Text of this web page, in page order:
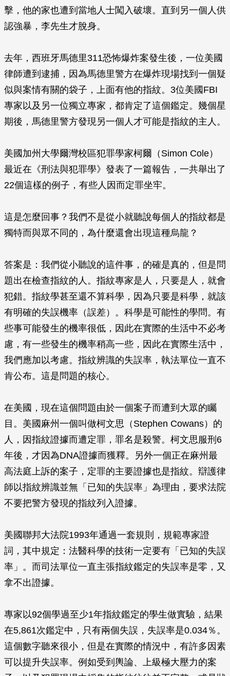
擊，他的家也遭到當地人士闖入破壞。直到另一個人供
認強暴，李先生才脫身。
去年，西班牙馬德里311恐怖爆炸案發生後，一位美國
律師遭到逮捕，因為馬德里警方在爆炸現場找到一個疑
似與案情有關的袋子，上面有他的指紋。3位美國FBI
專家以及另一位獨立專家，都肯定了這個鑑定。幾個星
期後，馬德里警方發現另一個人才可能是指紋的主人。
美國加州大學爾灣校區犯罪學家柯爾（Simon Cole）
最近在《刑法與犯罪學》發表了一篇報告，一共舉出了
22個這樣的例子，有些人因而定罪坐牢。
這是怎麼回事？我們不是從小就聽說每個人的指紋都是
獨特而與眾不同的，為什麼還會出現這種烏龍？
答案是：我們從小聽說的這件事，的確是真的，但是問
題出在檢查指紋的人。指紋專家是人，只要是人，就會
犯錯。指紋學甚至還不算科學，因為只要是科學，就該
有明確的失誤機率（誤差）。科學是可能性的學問。有
些事可能發生的機率很低，因此在實際的生活中不必考
慮，有一些發生的機率稍高一些，因此在實際生活中，
我們應加以考慮。指紋辨識的失誤率，執法單位一直不
肯公布。這是問題的核心。
在美國，現在這個問題由於一個案子而遭到大眾的矚
目。美國麻州一個叫做柯文思（Stephen Cowans）的
人，因指紋證據而遭定罪，罪名是殺警。柯文思服刑6
年後，才因為DNA證據而獲釋。另外一個正在麻州最
高法庭上訴的案子，定罪的主要證據也是指紋。辯護律
師以指紋辨識並無「已知的失誤率」為理由，要求法院
不要把警方發現的指紋列入證據。
美國聯邦大法院1993年通過一套規則，規範專家證
詞，其中規定：法醫科學的技術一定要有「已知的失誤
率」。而司法單位一直主張指紋鑑定的失誤率是零，又
拿不出證據。
專家以92個學過至少1年指紋鑑定的學生做實驗，結果
在5,861次鑑定中，只有兩個失誤，失誤率是0.034％。
這個數字聽來很小，但是在實際的情況中，有許多因素
可以提升失誤率。例如受到輿論、上級極大壓力的案